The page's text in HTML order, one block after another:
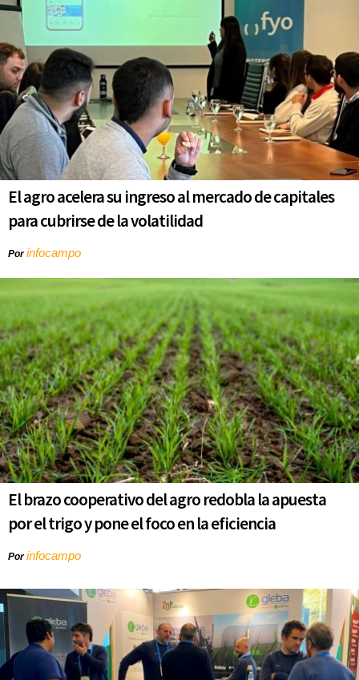
El agro acelera su ingreso al mercado de capitales
para cubrirse de la volatilidad
Porinfocampo
El brazo cooperativo del agro redobla la apuesta
por el trigo y pone el foco en la eficiencia
Porinfocampo